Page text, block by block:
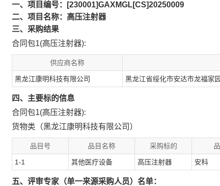
一、项目编号：[230001]GAXMGL[CS]20250009
二、项目名称：高压注射器
三、采购结果
合同包1(高压注射器):
供应商名称
黑龙江康明科技有限公司 黑龙江省绥化市安达市龙福家
四、主要标的信息
合同包1(高压注射器):
货物类（黑龙江康明科技有限公司）
品目号 品目名称 采购标的
1-1 其他医疗设备 高压注射器 安科
五、评审专家（单一来源采购人员）名单：